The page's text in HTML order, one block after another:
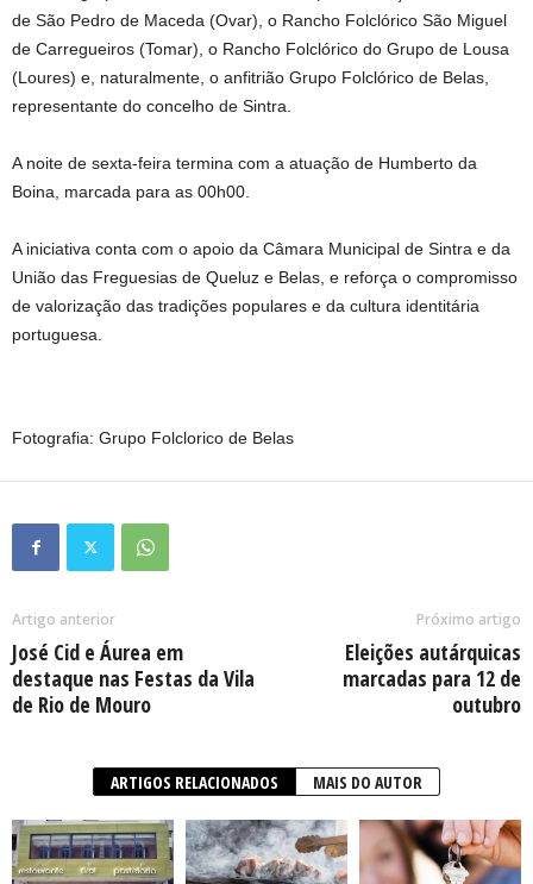
de São Pedro de Maceda (Ovar), o Rancho Folclórico São Miguel
de Carregueiros (Tomar), o Rancho Folclórico do Grupo de Lousa
(Loures) e, naturalmente, o anfitrião Grupo Folclórico de Belas,
representante do concelho de Sintra.
A noite de sexta-feira termina com a atuação de Humberto da
Boina, marcada para as 00h00.
A iniciativa conta com o apoio da Câmara Municipal de Sintra e da
União das Freguesias de Queluz e Belas, e reforça o compromisso
de valorização das tradições populares e da cultura identitária
portuguesa.
Fotografia: Grupo Folclorico de Belas
Artigo anterior
José Cid e Áurea em
destaque nas Festas da Vila
de Rio de Mouro
Próximo artigo
Eleições autárquicas
marcadas para 12 de
outubro
ARTIGOS RELACIONADOS MAIS DO AUTOR